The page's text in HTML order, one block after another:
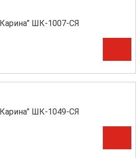
ШК-1007-СЯ
ШК-1049-СЯ